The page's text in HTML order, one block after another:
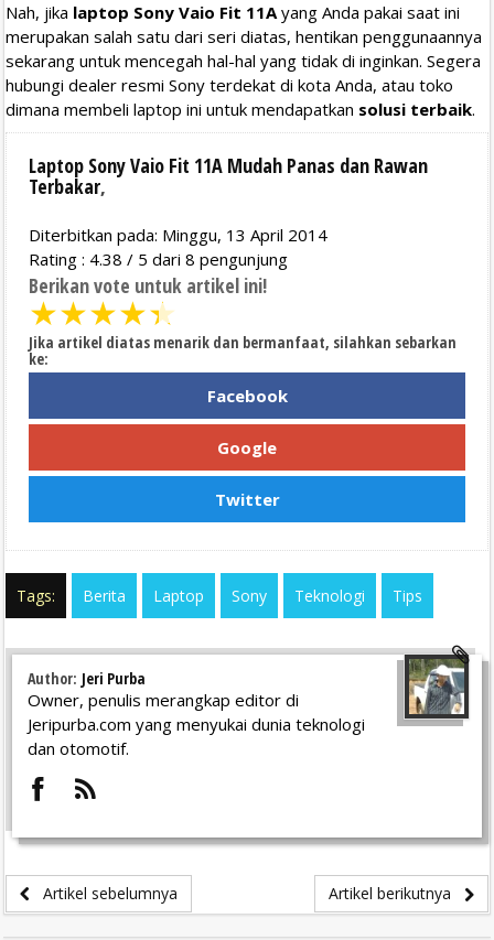
Nah, jika laptop Sony Vaio Fit 11Ayang Anda pakai saat ini
merupakan salah satu dari seri diatas, hentikan penggunaannya
sekarang untuk mencegah hal-hal yang tidak di inginkan. Segera
hubungi dealer resmi Sony terdekat di kota Anda, atau toko
dimana membeli laptop ini untuk mendapatkan solusi terbaik.
Laptop Sony Vaio Fit 11A Mudah Panas dan Rawan
Terbakar,
Diterbitkan pada: Minggu, 13 April 2014
Rating : 4.38 / 5 dari 8 pengunjung
Berikan vote untuk artikel ini!
★★★★★
Jika artikel diatas menarik dan bermanfaat, silahkan sebarkan
ke:
Facebook
Google
Twitter
Tags: Berita Laptop Sony Teknologi Tips
Author: Jeri Purba
Owner, penulis merangkap editor di
Jeripurba.com yang menyukai dunia teknologi
dan otomotif.
Artikel sebelumnya Artikel berikutnya